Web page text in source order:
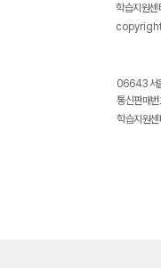
학습지원
06643 서
통신판매
학습지원